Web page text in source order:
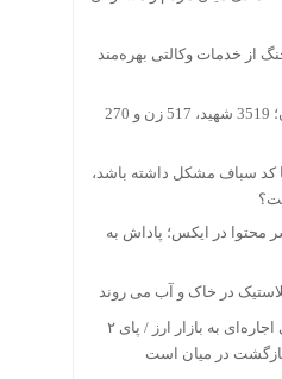
در جنگ از خدمات وکالتی بهره‌مند
آمار شهدای جنگ رمضان؛ 3519 شهید، 517 زن و 270
کد سباف مشکل داشته باشد،
محتوا در ایکس؛ پاداش به
در خاک و آب می روند
شوک کارت‌های بازرگانی اجاره‌ای به بازار ارز / پای ۲
بازگشت در میان است